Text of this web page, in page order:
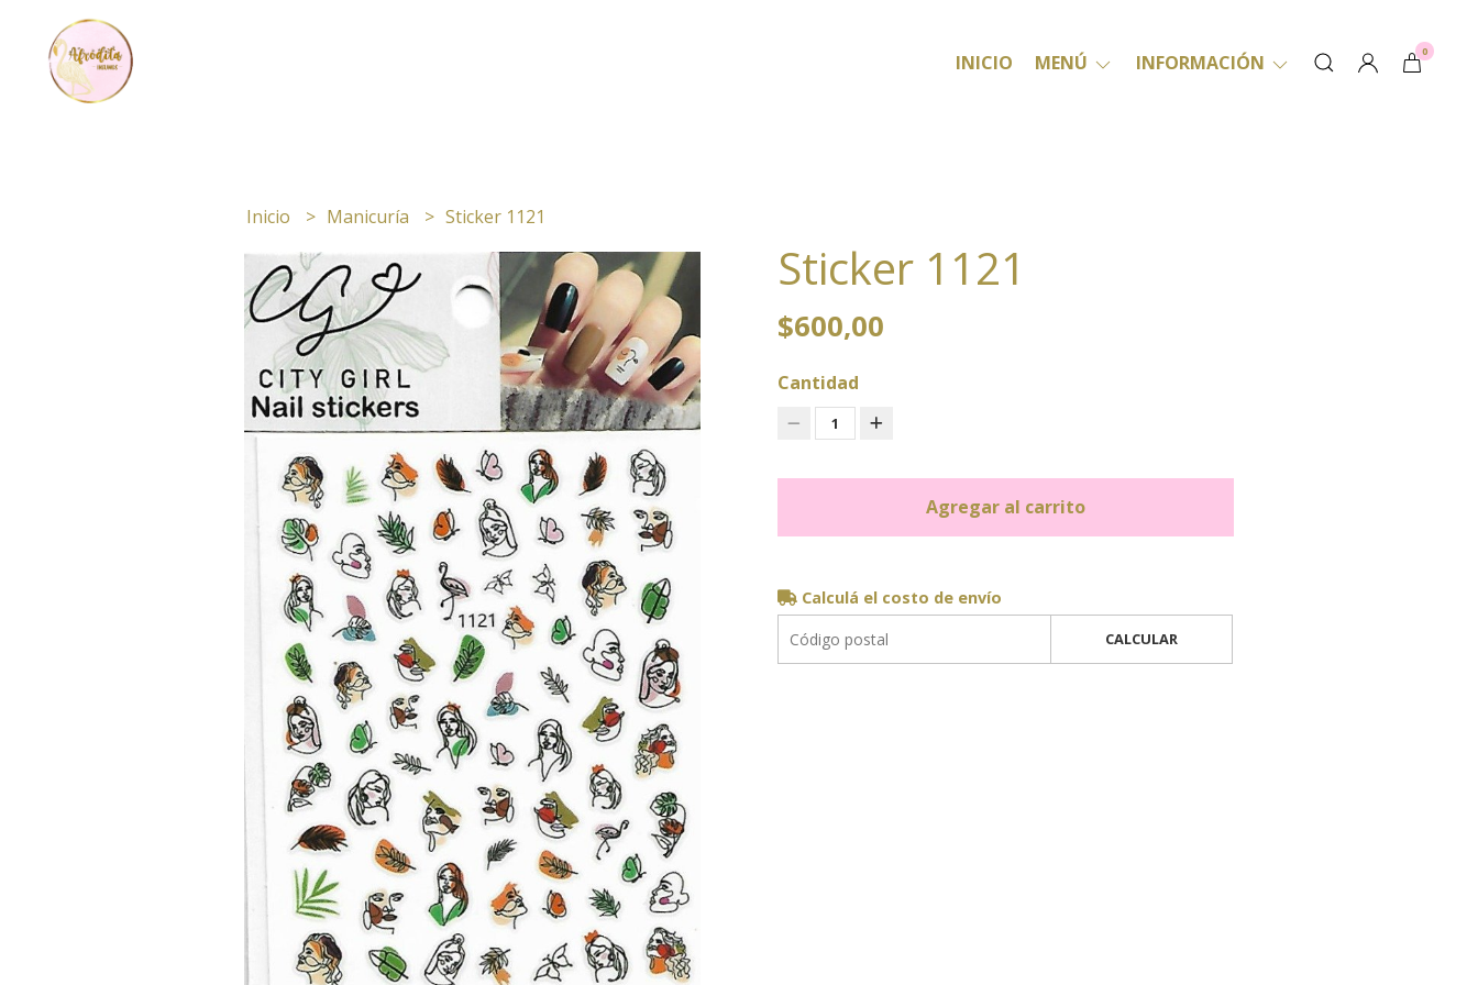
INICIO MENÚ INFORMACIÓN 0
Inicio Manicuría Sticker 1121
Sticker 1121
$600,00
Cantidad
1
Agregar al carrito
Calculá el costo de envío
CALCULAR